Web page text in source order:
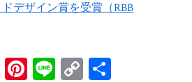
ドデザイン賞を受賞（RBB
M Pi Li C